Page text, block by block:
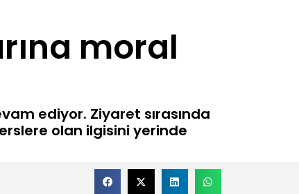
moral
ediyor. Ziyaret sırasında
olan ilgisini yerinde